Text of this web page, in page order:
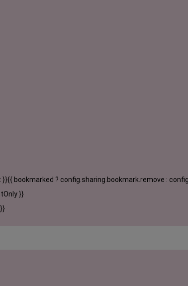
}}{{ bookmarked ? config.sharing.bookmark.remove :
}}